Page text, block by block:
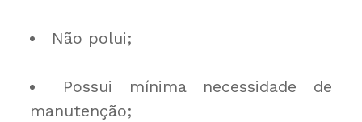
Não polui;
Possui mínima necessidade de
manutenção;